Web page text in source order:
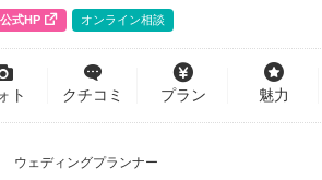
公式HP オンライン相談
ト クチコミ プラン 魅力
ウェディングプランナー